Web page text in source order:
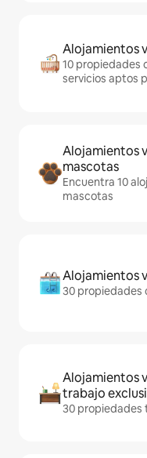
Alojamientos
10 propiedades
servicios aptos
Alojamientos
mascotas
Encuentra 10
mascotas
Alojamientos
30 propiedades
Alojamientos
trabajo
30 propiedades